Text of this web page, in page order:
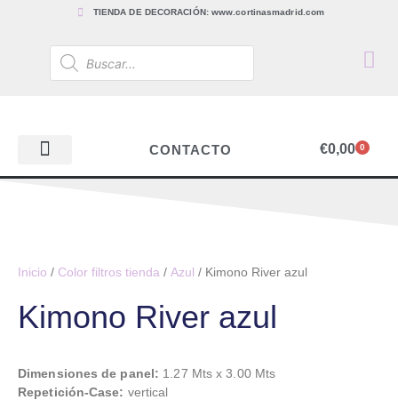
TIENDA DE DECORACIÓN: www.cortinasmadrid.com
CONTACTO €0,00 0
Inicio / Color filtros tienda / Azul / Kimono River azul
Kimono River azul
Dimensiones de panel: 1.27 Mts x 3.00 Mts
Repetición-Case: vertical